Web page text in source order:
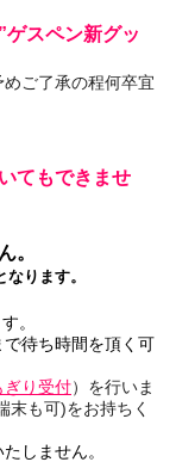
”ゲスペン新グッ
めご了承の程何卒宜
てもできませ
。
ります。
。
待ち時間を頂く可
ぎり受付）を行いま
末も可)をお持ちく
しません。